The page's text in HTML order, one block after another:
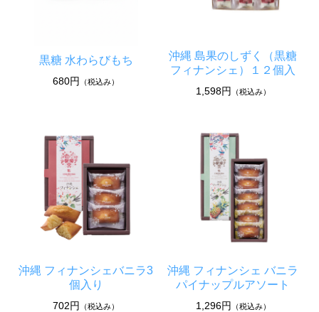
黒糖 水わらびもち
680円 （税込み）
沖縄 島果のしずく（黒糖
フィナンシェ）１２個入
1,598円 （税込み）
沖縄 フィナンシェバニラ3
個入り
702円 （税込み）
沖縄 フィナンシェ バニラ
パイナップルアソート
1,296円 （税込み）